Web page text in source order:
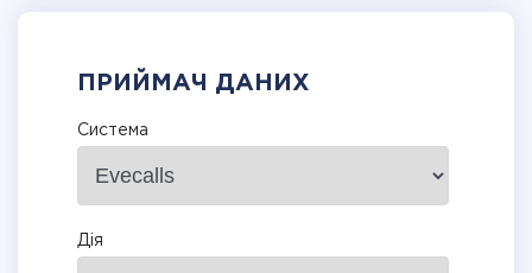
ПРИЙМАЧ ДАНИХ
Система
Дія